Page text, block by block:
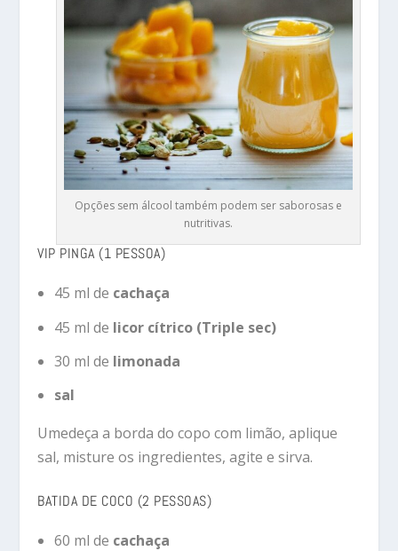
Opções sem álcool também podem ser saborosas e
nutritivas.
VIP PINGA (1 PESSOA)
45 ml de cachaça
45 ml de licor cítrico (Triple sec)
30 ml de limonada
sal
Umedeça a borda do copo com limão, aplique
sal, misture os ingredientes, agite e sirva.
BATIDA DE COCO (2 PESSOAS)
60 ml de cachaça